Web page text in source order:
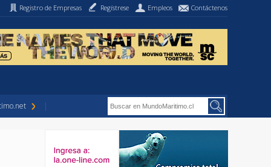
Registro de Empresas Regístrese Empleos Contáctenos